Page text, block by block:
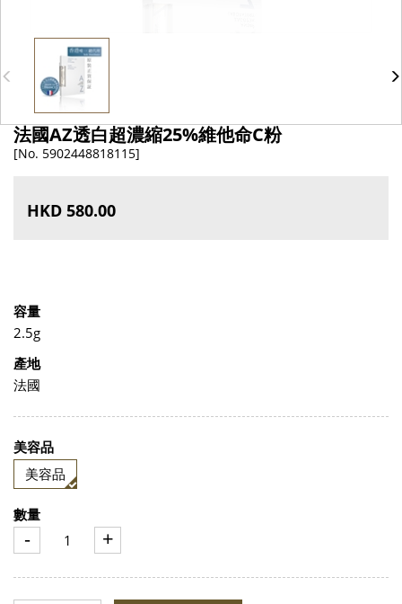
法國AZ透白超濃縮25%維他命C粉
[No. 5902448818115]
HKD 580.00
容量
2.5g
產地
法國
美容品
美容品
數量
- +